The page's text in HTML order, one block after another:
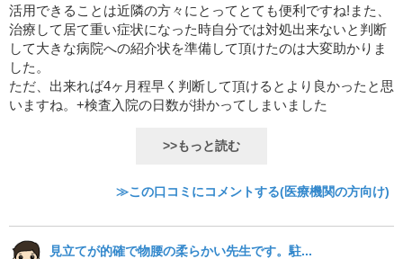
活用できることは近隣の方々にとってとても便利ですね!また、
治療して居て重い症状になった時自分では対処出来ないと判断
して大きな病院への紹介状を準備して頂けたのは大変助かりま
した。
ただ、出来れば4ヶ月程早く判断して頂けるとより良かったと思
いますね。+検査入院の日数が掛かってしまいました
>>もっと読む
≫この口コミにコメントする(医療機関の方向け)
見立てが的確で物腰の柔らかい先生です。駐...